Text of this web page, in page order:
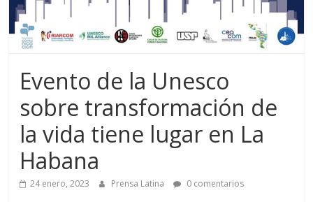
Evento de la Unesco
sobre transformación de
la vida tiene lugar en La
Habana
24 enero, 2023 Prensa Latina 0 comentarios